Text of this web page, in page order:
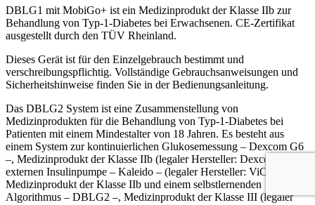
DBLG1 mit MobiGo+ ist ein Medizinprodukt der Klasse IIb zur
Behandlung von Typ-1-Diabetes bei Erwachsenen. CE-Zertifikat
ausgestellt durch den TÜV Rheinland.
Dieses Gerät ist für den Einzelgebrauch bestimmt und
verschreibungspflichtig. Vollständige Gebrauchsanweisungen und
Sicherheitshinweise finden Sie in der Bedienungsanleitung.
Das DBLG2 System ist eine Zusammenstellung von
Medizinprodukten für die Behandlung von Typ-1-Diabetes bei
Patienten mit einem Mindestalter von 18 Jahren. Es besteht aus
einem System zur kontinuierlichen Glukosemessung – Dexcom G6
–, Medizinprodukt der Klasse IIb (legaler Hersteller: Dexcom), einer
externen Insulinpumpe – Kaleido – (legaler Hersteller: ViCentra),
Medizinprodukt der Klasse IIb und einem selbstlernenden
Algorithmus – DBLG2 –, Medizinprodukt der Klasse III (legaler